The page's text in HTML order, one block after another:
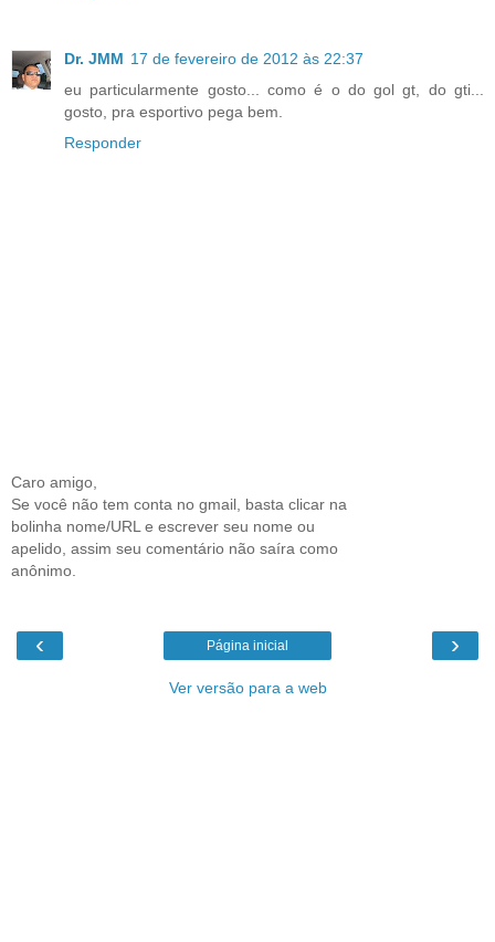
Dr. JMM 17 de fevereiro de 2012 às 22:37
eu particularmente gosto... como é o do gol gt, do gti...
gosto, pra esportivo pega bem.
Responder
Caro amigo,
Se você não tem conta no gmail, basta clicar na
bolinha nome/URL e escrever seu nome ou
apelido, assim seu comentário não saíra como
anônimo.
‹ ›
Página inicial
Ver versão para a web